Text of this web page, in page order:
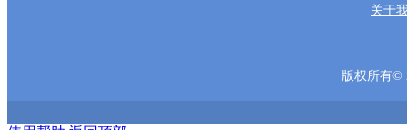
关于
版权所有©